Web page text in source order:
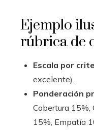
Ejemplo
rúbrica de
Escala por
excelente).
Ponderación
Cobertura 15%,
15%, Empatía